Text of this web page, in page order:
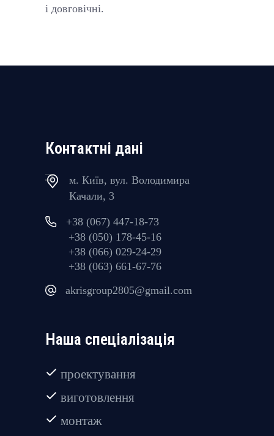
і довговічні.
Контактні дані
м. Київ, вул. Володимира
Качали, 3
+38 (067) 447-18-73
+38 (050) 178-45-16
+38 (066) 029-24-29
+38 (063) 661-67-76
akrisgroup2805@gmail.com
Наша спеціалізація
проектування
виготовлення
монтаж